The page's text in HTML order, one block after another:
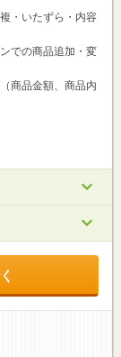
・いたずら・内容
での商品追加・変
商品金額、商品内